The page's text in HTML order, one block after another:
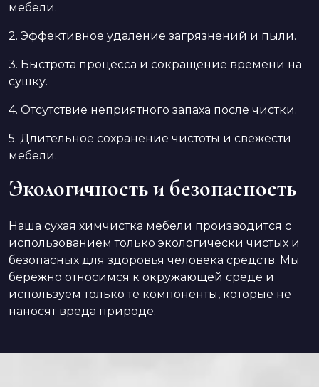
мебели.
2. Эффективное удаление загрязнений и пыли.
3. Быстрота процесса и сокращение времени на
сушку.
4. Отсутствие неприятного запаха после чистки.
5. Длительное сохранение чистоты и свежести
мебели.
Экологичность и безопасность
Наша сухая химчистка мебели производится с
использованием только экологически чистых и
безопасных для здоровья человека средств. Мы
бережно относимся к окружающей среде и
используем только те компоненты, которые не
наносят вреда природе.